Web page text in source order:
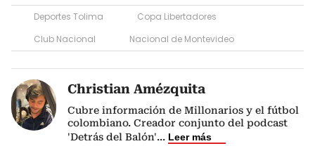
Deportes Tolima
Copa Libertadores
Club Nacional
Nacional de Montevideo
Christian Amézquita
Cubre información de Millonarios y el fútbol
colombiano. Creador conjunto del podcast
'Detrás del Balón'... Leer más